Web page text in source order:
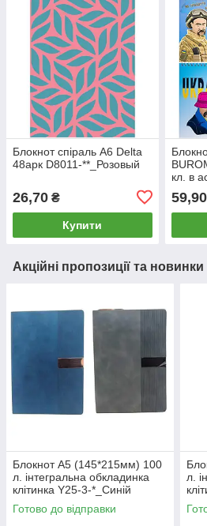
Блокнот спіраль А6 Delta
48арк D8011-**_Розовый
26,70 ₴
Купити
кл. в
59,90
Акційні пропозиції та новинки
Блокнот А5 (145*215мм) 100
л. інтегральна обкладинка
клітинка Y25-3-*_Синій
Готово до відправки
л.